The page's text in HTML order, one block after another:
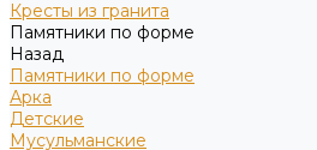
Кресты из гранита
Памятники по форме
Назад
Памятники по форме
Арка
Детские
Мусульманские